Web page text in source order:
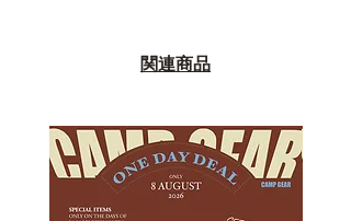
ในอุปกรณ์ที่คุณรัก มีคุณค่าอย่าง
เลือกซื้อกับ CAMP STUDIO หรือร้าน
ตัวแทนจำหน่ายที่ได้รับการแต่งตั้ง
เพื่อให้คุณได้รับทั้งสินค้า และ
ประสบการณ์ที่สมบูรณ์แบบในระยะ
関連商品